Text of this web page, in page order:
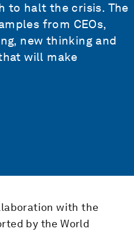
to halt the crisis. The
from CEOs,
new thinking and
will make
with the
by the World